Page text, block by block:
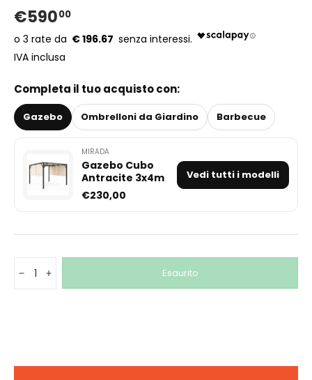
€59000
€ 196.67
IVA inclusa
Completa il tuo acquisto con:
Gazebo Ombrelloni da Giardino Barbecue
MIRADA
Gazebo Cubo
Antracite 3x4m
€230,00
Vedi tutti i modelli
-
+ Esaurito